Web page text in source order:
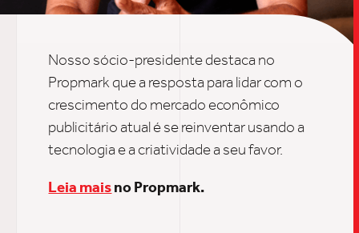
Nosso sócio-presidente destaca no
Propmark que a resposta para lidar com o
crescimento do mercado econômico
publicitário atual é se reinventar usando a
tecnologia e a criatividade a seu favor.
Leia maisno Propmark.